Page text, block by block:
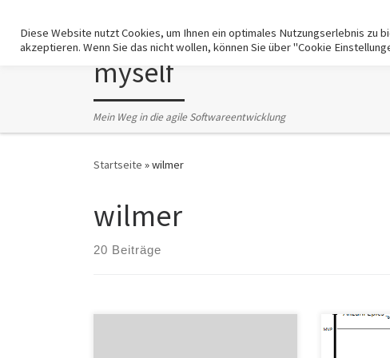
For getting agile
myself
Mein Weg in die agile Softwareentwicklung
Startseite »wilmer
wilmer
20 Beiträge
Auch
Agilität
Diese Website nutzt Cookies, um Ihnen ein optimales Nutzungserlebnis zu
akzeptieren. Wenn Sie das nicht wollen, können Sie über "Cookie